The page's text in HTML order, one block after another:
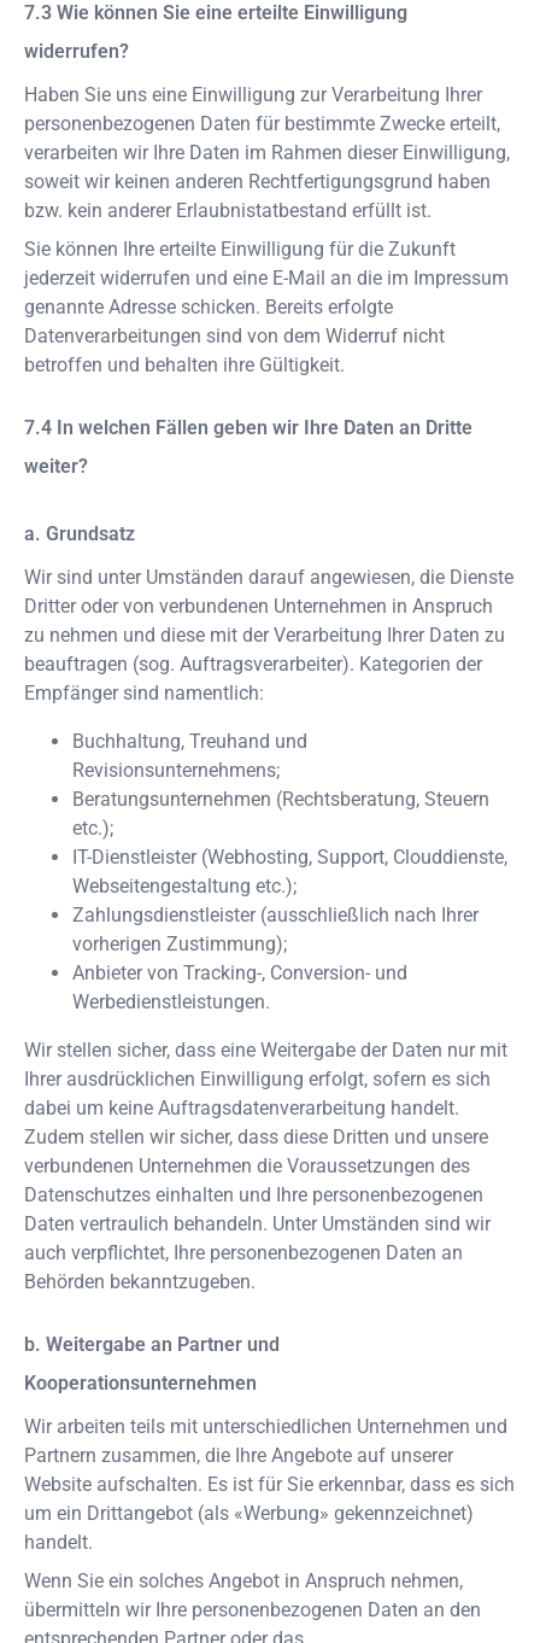
Wie können Sie eine erteilte Einwilligung
widerrufen?
Haben Sie uns eine Einwilligung zur Verarbeitung Ihrer
personenbezogenen Daten für bestimmte Zwecke erteilt,
verarbeiten wir Ihre Daten im Rahmen dieser Einwilligung,
soweit wir keinen anderen Rechtfertigungsgrund haben
bzw. kein anderer Erlaubnistatbestand erfüllt ist.
Sie können Ihre erteilte Einwilligung für die Zukunft
jederzeit widerrufen und eine E-Mail an die im Impressum
genannte Adresse schicken. Bereits erfolgte
Datenverarbeitungen sind von dem Widerruf nicht
betroffen und behalten ihre Gültigkeit.
In welchen Fällen geben wir Ihre Daten an Dritte
weiter?
a. Grundsatz
Wir sind unter Umständen darauf angewiesen, die Dienste
Dritter oder von verbundenen Unternehmen in Anspruch
zu nehmen und diese mit der Verarbeitung Ihrer Daten zu
beauftragen (sog. Auftragsverarbeiter). Kategorien der
Empfänger sind namentlich:
Buchhaltung, Treuhand und
Revisionsunternehmens;
Beratungsunternehmen (Rechtsberatung, Steuern
etc.);
IT-Dienstleister (Webhosting, Support, Clouddienste,
Webseitengestaltung etc.);
Zahlungsdienstleister (ausschließlich nach Ihrer
vorherigen Zustimmung);
Anbieter von Tracking-, Conversion- und
Werbedienstleistungen.
Wir stellen sicher, dass eine Weitergabe der Daten nur mit
Ihrer ausdrücklichen Einwilligung erfolgt, sofern es sich
dabei um keine Auftragsdatenverarbeitung handelt.
Zudem stellen wir sicher, dass diese Dritten und unsere
verbundenen Unternehmen die Voraussetzungen des
Datenschutzes einhalten und Ihre personenbezogenen
Daten vertraulich behandeln. Unter Umständen sind wir
auch verpflichtet, Ihre personenbezogenen Daten an
Behörden bekanntzugeben.
b. Weitergabe an Partner und
Kooperationsunternehmen
Wir arbeiten teils mit unterschiedlichen Unternehmen und
Partnern zusammen, die Ihre Angebote auf unserer
Website aufschalten. Es ist für Sie erkennbar, dass es sich
um ein Drittangebot (als «Werbung» gekennzeichnet)
handelt.
Wenn Sie ein solches Angebot in Anspruch nehmen,
übermitteln wir Ihre personenbezogenen Daten an den